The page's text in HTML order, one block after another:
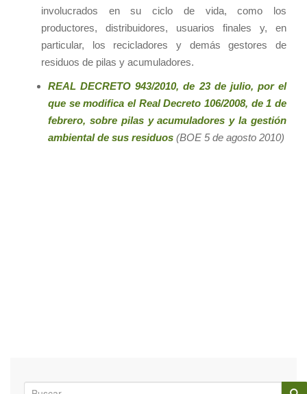
involucrados en su ciclo de vida, como los
productores, distribuidores, usuarios finales y, en
particular, los recicladores y demás gestores de
residuos de pilas y acumuladores.
REAL DECRETO 943/2010, de 23 de julio, por el
que se modifica el Real Decreto 106/2008, de 1 de
febrero, sobre pilas y acumuladores y la gestión
ambiental de sus residuos (BOE 5 de agosto 2010)
B